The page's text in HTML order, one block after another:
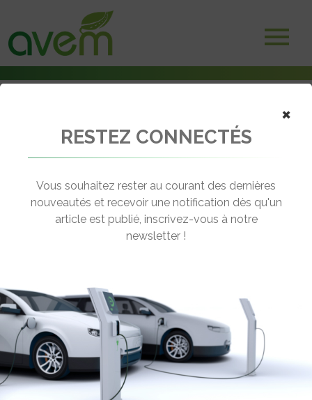
Vélos et trottinettes : Combiné antivol, antichute, avertisseur sonore
← Revenir aux actualités
COMBINÉ ANTIVOL, ANTICHUTE,
AVERTISSEUR SONORE
Rédigé par Philippe Schwoerer le 15 Mai 2024 à 06:00
0 commentaires
×
RESTEZ CONNECTÉS
Vous souhaitez rester au courant des dernières
nouveautés et recevoir une notification dès qu'un
article est publié, inscrivez-vous à notre
newsletter !